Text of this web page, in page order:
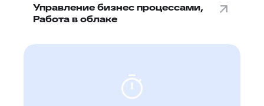
Управление бизнес процессами,
Работа в облаке